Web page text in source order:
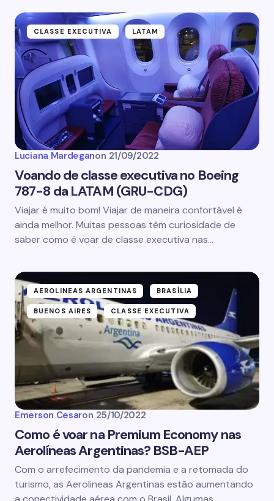
CLASSE EXECUTIVA LATAM
Luciana Mardeganon 21/09/2022
Voando de classe executiva no Boeing
787-8 da LATAM (GRU-CDG)
Viajar é muito bom! Viajar de maneira confortável é
ainda melhor. Muitas pessoas têm curiosidade de
saber como é voar de classe executiva nas…
AEROLINEAS ARGENTINAS BRASÍLIA
BUENOS AIRES CLASSE EXECUTIVA
Emerson Cesaron 25/10/2022
Como é voar na Premium Economy nas
Aerolíneas Argentinas? BSB-AEP
Com o arrefecimento da pandemia e a retomada do
turismo, as Aerolineas Argentinas estão aumentando